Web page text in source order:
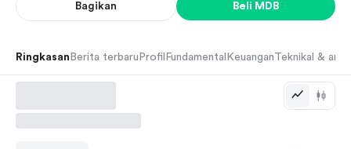
Bagikan Beli MDB
Ringkasan Berita terbaru Profil Fundamental Keuangan Teknikal &